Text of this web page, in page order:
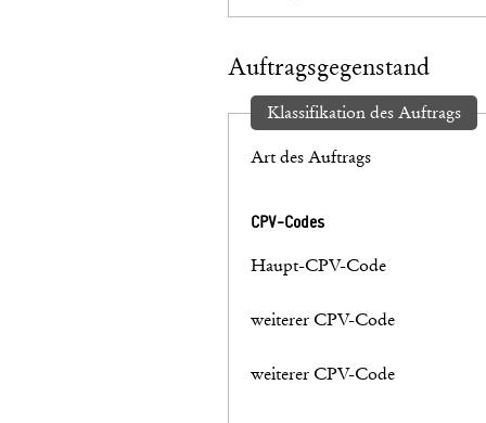
Auftragsgegenstand
Klassifikation des Auftrags
Art des Auftrags
CPV-Codes
Haupt-CPV-Code
weiterer CPV-Code
weiterer CPV-Code